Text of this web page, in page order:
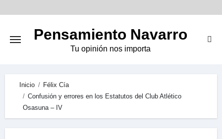
Pensamiento Navarro
Tu opinión nos importa
Inicio
Félix Cía
Confusión y errores en los Estatutos del Club Atlético
Osasuna – IV